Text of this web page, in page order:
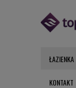
ŁAZIENKA
KONTAKT